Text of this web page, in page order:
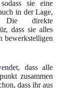
sie eine
in der Lage,
Die direkte
dass sie alles
bewerkstelligen
dass alle
zusammen
dass ihr aus